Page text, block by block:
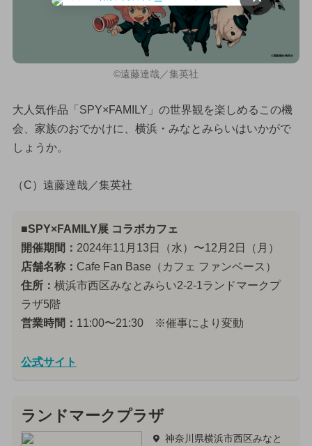
©遠藤達哉／集英社
大人気作品「SPY×FAMILY」の世界観を楽しめるこの機
会、家族のおでかけに、横浜・みなとみらいはいかがで
しょうか。
（C）遠藤達哉／集英社
■SPY×FAMILY展 コラボカフェ
開催期間： 2024年11月13日（水）〜12月2日（月）
店舗名称： Cafe Fan Base（カフェ ファンベース）
住所： 横浜市西区みなとみらい2-2-1ランドマークプ
ラザ5階
営業時間： 11:00〜21:30 ※催事により変動
公式サイト
ランドマークプラザ
神奈川県横浜市西区みなと